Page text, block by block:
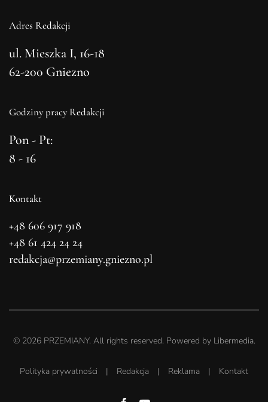
Adres Redakcji
ul. Mieszka I, 16-18
62-200 Gniezno
Godziny pracy Redakcji
Pon - Pt:
8 - 16
Kontakt
+48 606 917 918
+48 61 424 24 24
redakcja@przemiany.gniezno.pl
© 2026PRZEMIANY. All rights reserved. Powered by Libermedia.
Polityka prywatności | Redakcja | Reklama | Kontakt